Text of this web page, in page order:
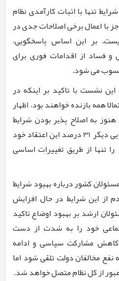
تنها با اثبات کارآمدی نظام
با اعمال برخی اصلاحات جدی در
بر این اساس پاسخگویی،
و فساد از اقدامات فوری برای
می شود.
نشست با تاکید بر اینکه در
همه بازنده خواهند بود، اظهار
به اصلاح پذیر بودن شرایط
دیگر31درصد این اعتقاد خود
تنها از طریق تغییرات اساسی
کشور درباره بهبود شرایط
از این شرایط در حال افزایش
ارشد بر بهبود اوضاع تاکید
خود را به شدت از دست
مشارکت سیاسی و ادامه
مخالفان دولت تلقی شود اما
از کل نظام متصل خواهد شد.